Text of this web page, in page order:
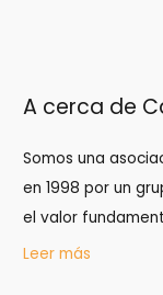
A cerca de
Somos una
en 1998 por un
el valor
Leer más